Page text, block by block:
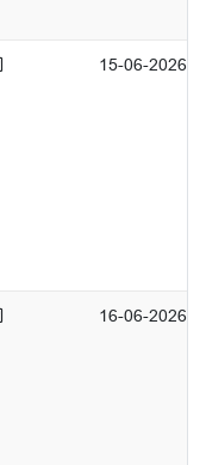
Afgedaan 15-06-2026
Afgedaan 16-06-2026